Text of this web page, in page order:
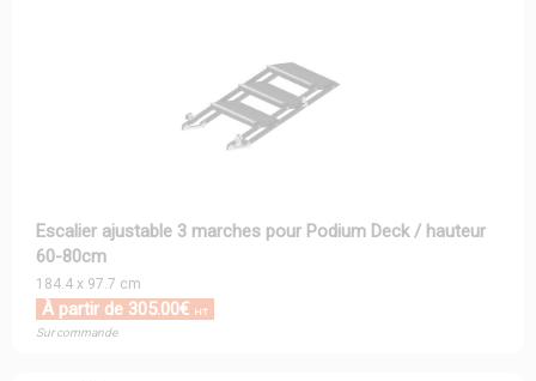
Escalier ajustable 3 marches pour Podium Deck / hauteur
60-80cm
184.4 x 97.7 cm
À partir de 305.00€ HT
Sur commande